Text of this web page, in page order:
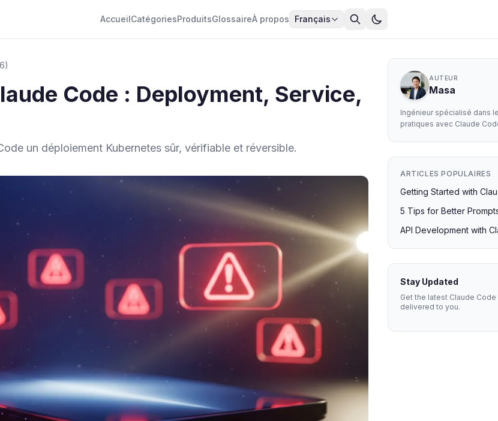
AccueilCatégoriesProduitsGlossaireÀ propos Français
Code : Deployment, Service,
un déploiement Kubernetes sûr, vérifiable et réversible.
AUTEUR
Masa
Ingénieur spécialisé dans
pratiques avec Claude
ARTICLES POPULAIRES
Getting Started with
5 Tips for Better
API Development with
Stay Updated
Get the latest Claude
delivered to you.